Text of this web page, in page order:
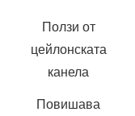
Ползи от
цейлонската
канела
Повишава